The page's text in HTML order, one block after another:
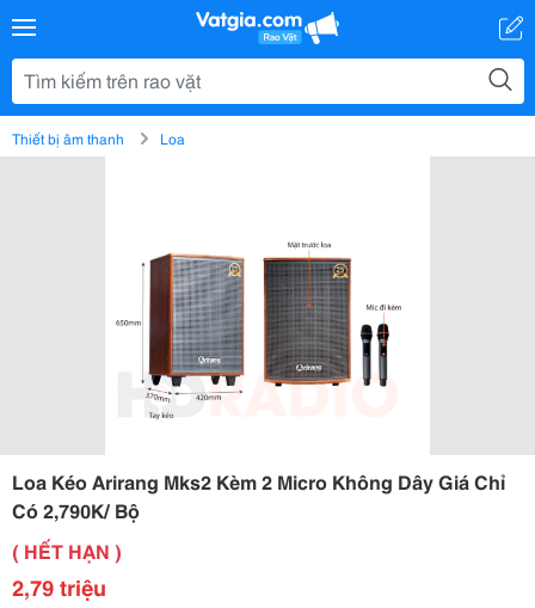
Thiết bị âm thanh Loa
Loa Kéo Arirang Mks2 Kèm 2 Micro Không Dây Giá Chỉ
Có 2,790K/ Bộ
( HẾT HẠN )
2,79 triệu